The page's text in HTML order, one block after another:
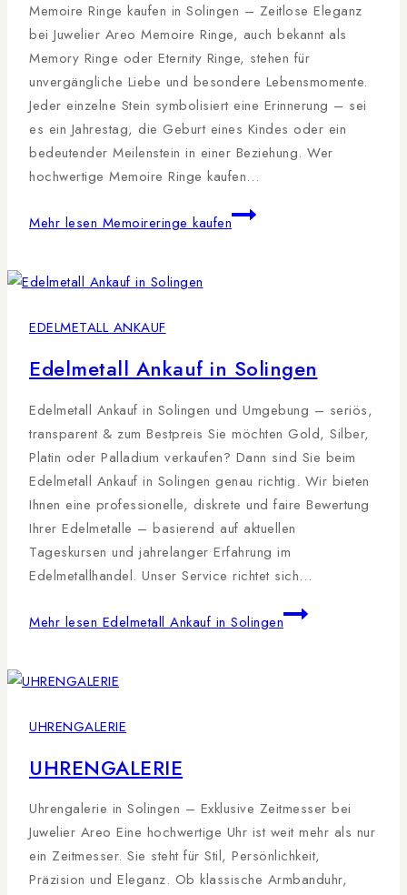
Memoire Ringe kaufen in Solingen – Zeitlose Eleganz
bei Juwelier Areo Memoire Ringe, auch bekannt als
Memory Ringe oder Eternity Ringe, stehen für
unvergängliche Liebe und besondere Lebensmomente.
Jeder einzelne Stein symbolisiert eine Erinnerung – sei
es ein Jahrestag, die Geburt eines Kindes oder ein
bedeutender Meilenstein in einer Beziehung. Wer
hochwertige Memoire Ringe kaufen…
Mehr lesen Memoireringe kaufen
EDELMETALL ANKAUF
Edelmetall Ankauf in Solingen
Edelmetall Ankauf in Solingen und Umgebung – seriös,
transparent & zum Bestpreis Sie möchten Gold, Silber,
Platin oder Palladium verkaufen? Dann sind Sie beim
Edelmetall Ankauf in Solingen genau richtig. Wir bieten
Ihnen eine professionelle, diskrete und faire Bewertung
Ihrer Edelmetalle – basierend auf aktuellen
Tageskursen und jahrelanger Erfahrung im
Edelmetallhandel. Unser Service richtet sich…
Mehr lesen Edelmetall Ankauf in Solingen
UHRENGALERIE
UHRENGALERIE
Uhrengalerie in Solingen – Exklusive Zeitmesser bei
Juwelier Areo Eine hochwertige Uhr ist weit mehr als nur
ein Zeitmesser. Sie steht für Stil, Persönlichkeit,
Präzision und Eleganz. Ob klassische Armbanduhr,